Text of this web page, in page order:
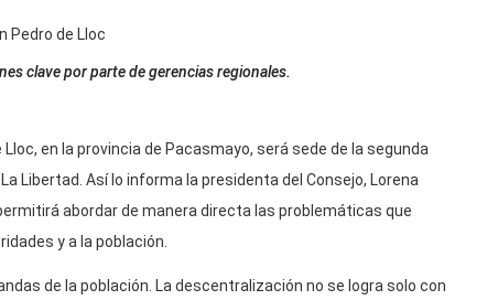
clave por parte de gerencias regionales.
en la provincia de Pacasmayo, será sede de la segunda
Libertad. Así lo informa la presidenta del Consejo, Lorena
abordar de manera directa las problemáticas que
y a la población.
de la población. La descentralización no se logra solo con